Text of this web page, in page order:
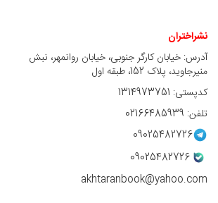
نشراختران
آدرس: خیابان کارگر جنوبی، خیابان روانمهر، نبش
منیرجاوید، پلاک 152، طبقه اول
کدپستی: 1314973751
تلفن: 02166485939
09025482726
09025482726
akhtaranbook@yahoo.com